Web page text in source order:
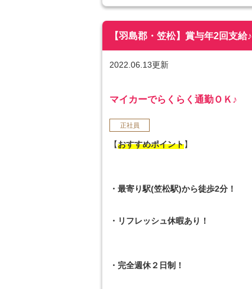
【羽島郡・笠松】賞与年2回支
2022.06.13更新
マイカーでらくらく通勤ＯＫ♪
正社員
【おすすめポイント】
・最寄り駅(笠松駅)から徒歩2分！
・リフレッシュ休暇あり！
・完全週休２日制！